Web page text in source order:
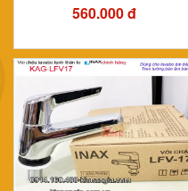
560.000 đ